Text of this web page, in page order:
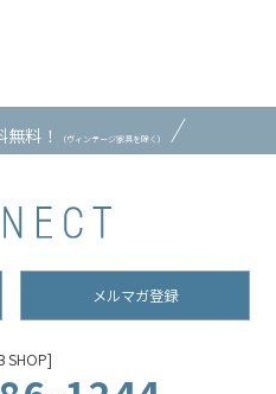
料！ （ヴィンテージ家具を除く）
メルマガ登録
SHOP]